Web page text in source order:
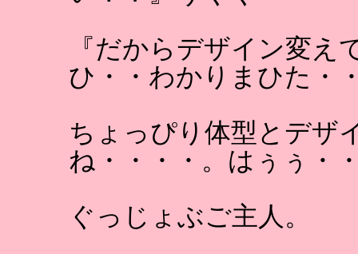
『だからデザイン変
ひ・・わかりまひた・
ちょっぴり体型とデザ
ね・・・・。はぅぅ・
ぐっじょぶご主人。